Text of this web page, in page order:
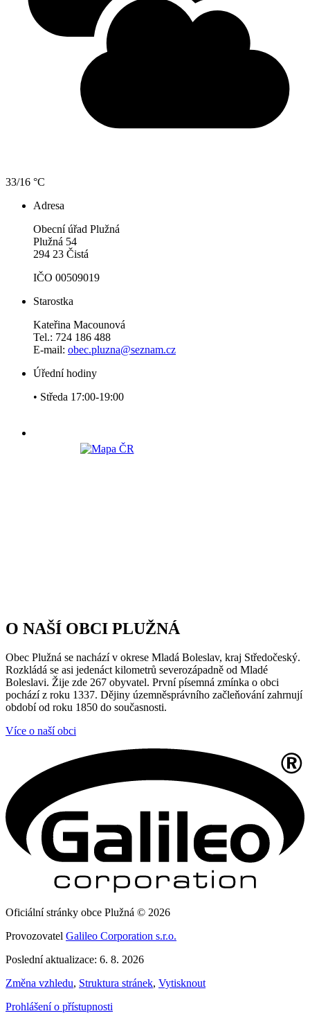
33/16 °C
Adresa
Obecní úřad Plužná
Plužná 54
294 23 Čistá
IČO 00509019
Starostka
Kateřina Macounová
Tel.: 724 186 488
E-mail: obec.pluzna@seznam.cz
Úřední hodiny
• Středa 17:00-19:00
O NAŠÍ OBCI PLUŽNÁ
Obec Plužná se nachází v okrese Mladá Boleslav, kraj Středočeský.
Rozkládá se asi jedenáct kilometrů severozápadně od Mladé
Boleslavi. Žije zde 267 obyvatel. První písemná zmínka o obci
pochází z roku 1337. Dějiny územněsprávního začleňování zahrnují
období od roku 1850 do současnosti.
Více o naší obci
Oficiální stránky obce Plužná © 2026
Provozovatel Galileo Corporation s.r.o.
Poslední aktualizace: 6. 8. 2026
Změna vzhledu, Struktura stránek, Vytisknout
Prohlášení o přístupnosti